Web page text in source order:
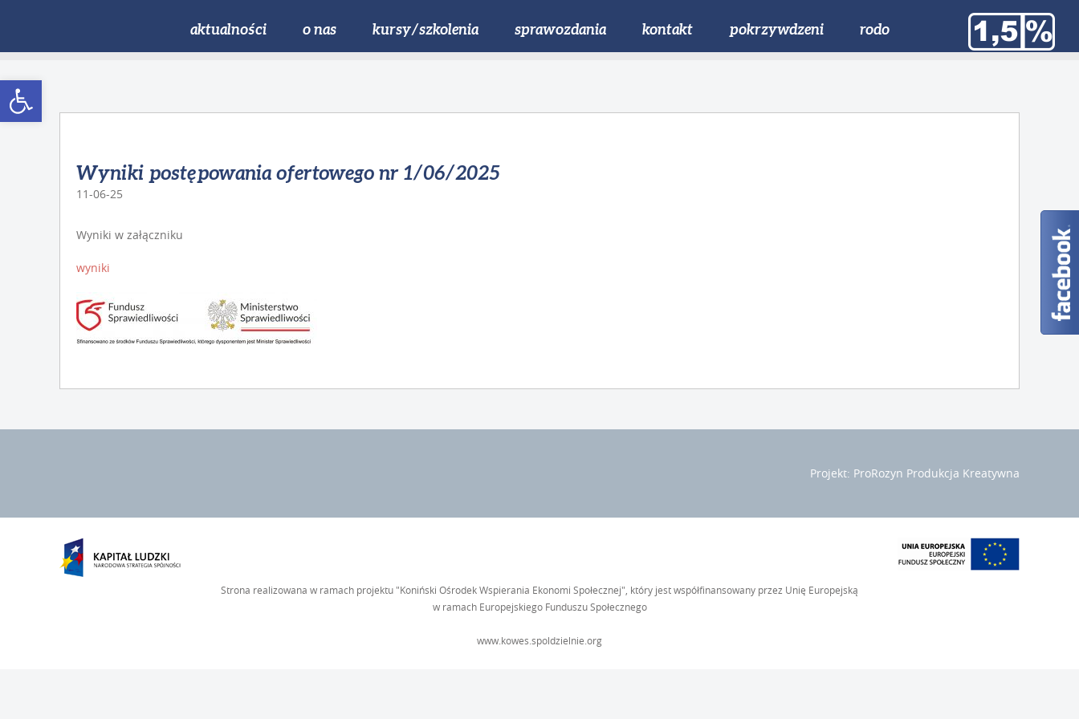
Open toolbar
aktualności o nas kursy/szkolenia sprawozdania kontakt pokrzywdzeni rodo
Wyniki postępowania ofertowego nr 1/06/2025
11-06-25
Wyniki w załączniku
wyniki
Projekt: ProRozyn Produkcja Kreatywna
Strona realizowana w ramach projektu "Koniński Ośrodek Wspierania Ekonomi Społecznej", który jest współfinansowany przez Unię Europejską
w ramach Europejskiego Funduszu Społecznego
www.kowes.spoldzielnie.org